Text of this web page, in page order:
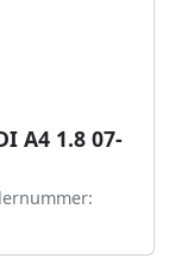
A4 1.8 07-